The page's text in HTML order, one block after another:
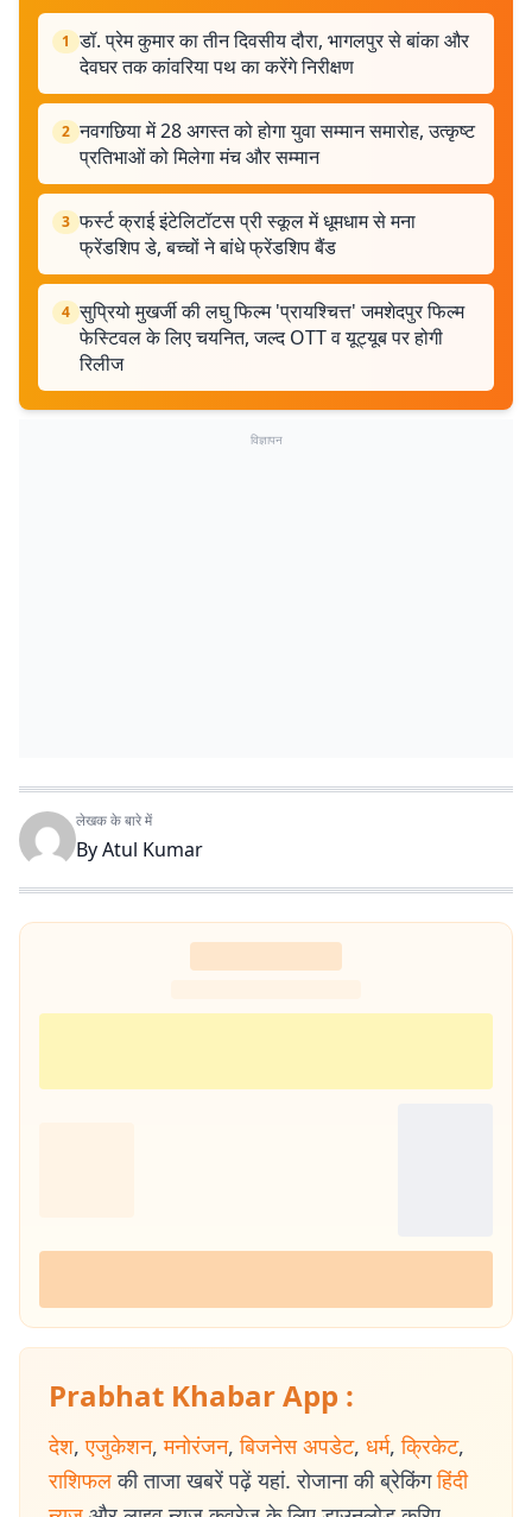
1 डॉ. प्रेम कुमार का तीन दिवसीय दौरा, भागलपुर से बांका और
देवघर तक कांवरिया पथ का करेंगे निरीक्षण
2 नवगछिया में 28 अगस्त को होगा युवा सम्मान समारोह, उत्कृष्ट
प्रतिभाओं को मिलेगा मंच और सम्मान
3 फर्स्ट क्राई इंटेलिटॉटस प्री स्कूल में धूमधाम से मना
फ्रेंडशिप डे, बच्चों ने बांधे फ्रेंडशिप बैंड
4 सुप्रियो मुखर्जी की लघु फिल्म 'प्रायश्चित्त' जमशेदपुर फिल्म
फेस्टिवल के लिए चयनित, जल्द OTT व यूट्यूब पर होगी
रिलीज
विज्ञापन
लेखक के बारे में
ByAtul Kumar
Prabhat Khabar App :
देश, एजुकेशन, मनोरंजन, बिजनेस अपडेट, धर्म, क्रिकेट,
राशिफल की ताजा खबरें पढ़ें यहां. रोजाना की ब्रेकिंग हिंदी